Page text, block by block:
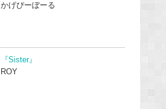
かげぴーぼーる
『Sister』
ROY